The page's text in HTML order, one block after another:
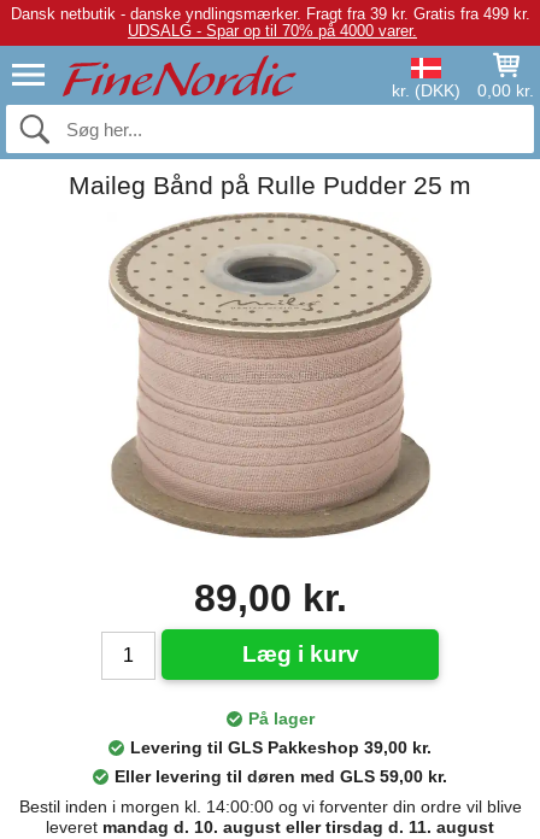
Dansk netbutik - danske yndlingsmærker. Fragt fra 39 kr. Gratis fra 499 kr.
UDSALG - Spar op til 70% på 4000 varer.
kr. (DKK) 0,00 kr.
Maileg Bånd på Rulle Pudder 25 m
89,00 kr.
Læg i kurv
På lager
Levering til GLS Pakkeshop 39,00 kr.
Eller levering til døren med GLS 59,00 kr.
Bestil inden i morgen kl. 14:00:00 og vi forventer din ordre vil blive
leveret mandag d. 10. august eller tirsdag d. 11. august